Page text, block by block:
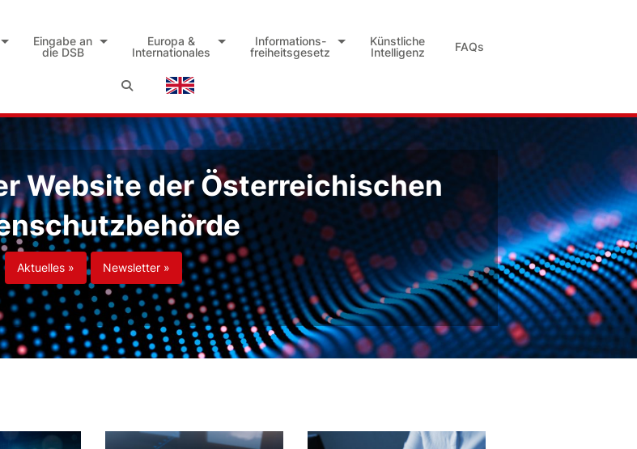
Eingabe an
die DSB
Europa &
Internationales
Informations-
freiheitsgesetz
Künstliche
Intelligenz
FAQs
Website der Österreichischen
Aktuelles » Newsletter »